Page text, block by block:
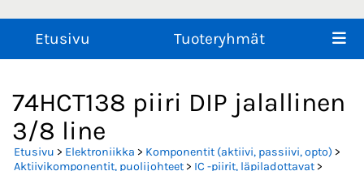
Etusivu Tuoteryhmät
74HCT138 piiri DIP jalallinen
3/8 line
Etusivu > Elektroniikka > Komponentit (aktiivi, passiivi, opto) >
Aktiivikomponentit, puolijohteet> IC -piirit, läpiladottavat>